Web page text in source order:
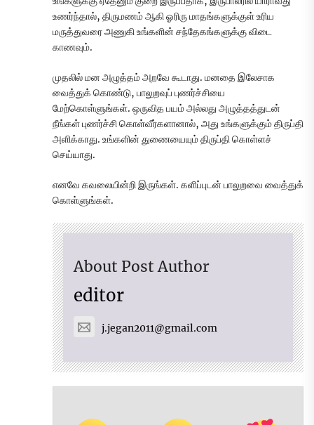
உணர்ந்தால், திருமணம் ஆகி ஓரிரு மாதங்களுக்குள் உரிய
மருத்துவரை அணுகி உங்களின் சந்தேகங்களுக்கு விடை
காணவும்.
முதலில் மன அழுத்தம் அறவே கூடாது. மனதை இலேசாக
வைத்துக் கொண்டு, பாலுறவுப் புணர்ச்சியை
மேற்கொள்ளுங்கள். ஒருவித பயம் அல்லது அழுத்தத்துடன்
நீங்கள் புணர்ச்சி கொள்வீர்களானால், அது உங்களுக்கும் திருப்தி
அளிக்காது. உங்களின் துணையையும் திருப்தி கொள்ளச்
செய்யாது.
எனவே கவலையின்றி இருங்கள். களிப்புடன் பாலுறவை வைத்துக்
கொள்ளுங்கள்.
About Post Author
editor
j.jegan2011@gmail.com